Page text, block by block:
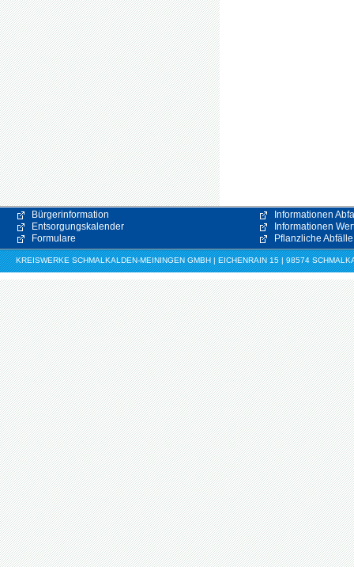
Bürgerinformation
Entsorgungskalender
Formulare
Informationen
Informationen
Pflanzliche Abfälle
KREISWERKE SCHMALKALDEN-MEININGEN GMBH | EICHENRAIN 15 | 98574